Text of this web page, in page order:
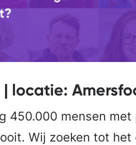
locatie:
450.000 mensen
Wij zoeken tot het